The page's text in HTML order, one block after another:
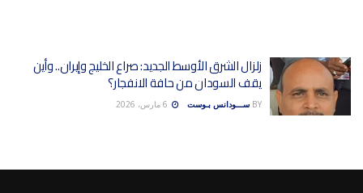
زلزال الشرق الأوسط الجديد: صراع الخليج وإيران.. وأين
يقف السودان من حافة الانفجار؟
BY ســـودانس بـوست